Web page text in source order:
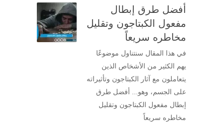
أفضل طرق إبطال
مفعول الكبتاجون وتقليل
مخاطره سريعاً
في هذا المقال سنتناول موضوعًا
يهم الكثير من الأشخاص الذين
يتعاملون مع آثار الكبتاجون وتأثيراته
على الجسم، وهو... أفضل طرق
إبطال مفعول الكبتاجون وتقليل
مخاطره سريعاً